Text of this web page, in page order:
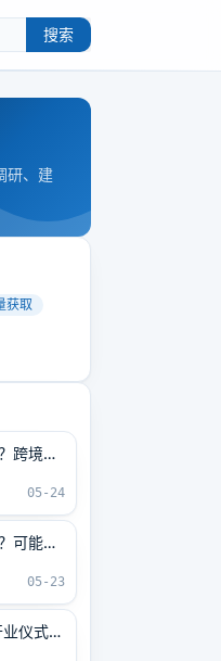
搜索
研、建
获取
跨境卖
05-24
可能是
05-23
仪式上